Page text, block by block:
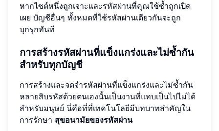
หากไซต์หนึ่งถูกเจาะและรหัสผ่านที่คุณใช้ซ้ำถูกเปิด
เผย บัญชีอื่นๆ ทั้งหมดที่ใช้รหัสผ่านเดียวกันจะถูก
บุกรุกทันที
การสร้างรหัสผ่านที่แข็งแกร่งและไม่ซ้ำกัน
สำหรับทุกบัญชี
การสร้างและจดจำรหัสผ่านที่แข็งแกร่งและไม่ซ้ำกัน
หลายสิบรหัสด้วยตนเองนั้นเป็นงานที่แทบเป็นไปไม่ได้
สำหรับมนุษย์ นี่คือที่ที่เทคโนโลยีมีบทบาทสำคัญใน
การรักษา สุขอนามัยของรหัสผ่าน